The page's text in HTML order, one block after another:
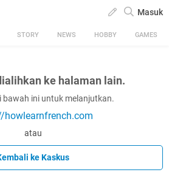
Masuk
STORY NEWS HOBBY GAMES
ke halaman lain.
bawah ini untuk melanjutkan.
howlearnfrench.com
atau
ke Kaskus